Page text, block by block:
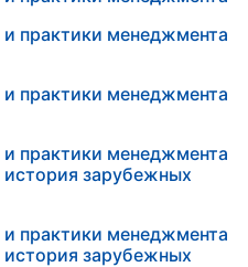
практики менеджмента
практики менеджмента
практики менеджмента
история зарубежных
практики менеджмента
история зарубежных